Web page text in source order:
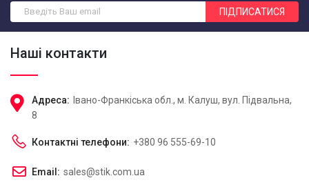
ПІДПИСАТИСЯ
Наші контакти
Адреса: Івано-Франкіська обл., м. Калуш, вул. Підвальна,
8
Контактні телефони: +380 96 555-69-10
Email: sales@stik.com.ua